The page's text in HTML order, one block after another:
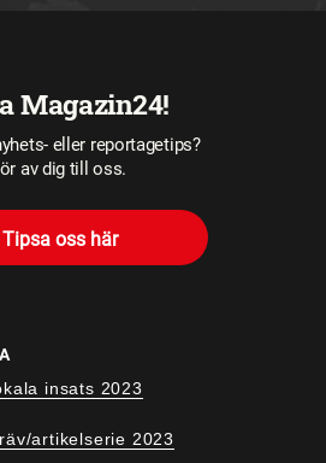
Magazin24!
eller reportagetips?
av dig till oss.
Tipsa oss här
insats 2023
artikelserie 2023